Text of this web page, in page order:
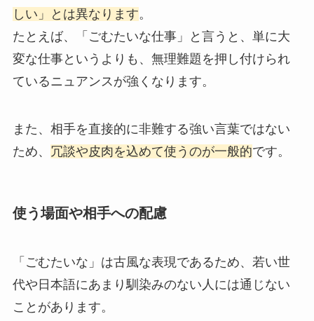
しい」とは異なります。
たとえば、「ごむたいな仕事」と言うと、単に大
変な仕事というよりも、無理難題を押し付けられ
ているニュアンスが強くなります。
また、相手を直接的に非難する強い言葉ではない
ため、 冗談や皮肉を込めて使うのが一般的です。
使う場面や相手への配慮
「ごむたいな」は古風な表現であるため、若い世
代や日本語にあまり馴染みのない人には通じない
ことがあります。